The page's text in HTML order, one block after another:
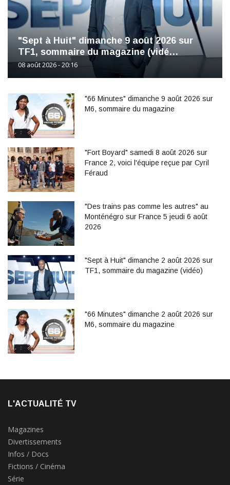
"Sept à Huit" dimanche 9 août 2026 sur
TF1, sommaire du magazine (vidé…
08 août 2026 - 20:16
"66 Minutes" dimanche 9 août 2026 sur
M6, sommaire du magazine
"Fort Boyard" samedi 8 août 2026 sur
France 2, voici l'équipe reçue par Cyril
Féraud
"Des trains pas comme les autres" au
Monténégro sur France 5 jeudi 6 août
2026
"Sept à Huit" dimanche 2 août 2026 sur
TF1, sommaire du magazine (vidéo)
"66 Minutes" dimanche 2 août 2026 sur
M6, sommaire du magazine
L'ACTUALITÉ TV
Magazines
Divertissements
Infos / Docs
Fictions / Cinéma
Série